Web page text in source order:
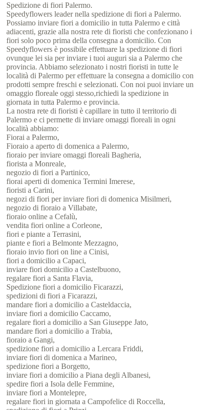
Spedizione di fiori Palermo.
Speedyflowers leader nella spedizione di fiori a Palermo.
Possiamo inviare fiori a domicilio in tutta Palermo e città
adiacenti, grazie alla nostra rete di fioristi che confezionano i
fiori solo poco prima della consegna a domicilio. Con
Speedyflowers è possibile effettuare la spedizione di fiori
ovunque lei sia per inviare i tuoi auguri sia a Palermo che
provincia. Abbiamo selezionato i nostri fioristi in tutte le
località di Palermo per effettuare la consegna a domicilio con
prodotti sempre freschi e selezionati. Con noi puoi inviare un
omaggio floreale oggi stesso,richiedi la spedizione in
giornata in tutta Palermo e provincia.
La nostra rete di fioristi è capillare in tutto il territorio di
Palermo e ci permette di inviare omaggi floreali in ogni
località abbiamo:
Fiorai a Palermo,
Fioraio a aperto di domenica a Palermo,
fioraio per inviare omaggi floreali Bagheria,
fiorista a Monreale,
negozio di fiori a Partinico,
fiorai aperti di domenica Termini Imerese,
fioristi a Carini,
negozi di fiori per inviare fiori di domenica Misilmeri,
negozio di fioraio a Villabate,
fioraio online a Cefalù,
vendita fiori online a Corleone,
fiori e piante a Terrasini,
piante e fiori a Belmonte Mezzagno,
fioraio invio fiori on line a Cinisi,
fiori a domicilio a Capaci,
inviare fiori domicilio a Castelbuono,
regalare fiori a Santa Flavia,
Spedizione fiori a domicilio Ficarazzi,
spedizioni di fiori a Ficarazzi,
mandare fiori a domicilio a Casteldaccia,
inviare fiori a domicilio Caccamo,
regalare fiori a domicilio a San Giuseppe Jato,
mandare fiori a domicilio a Trabia,
fioraio a Gangi,
spedizione fiori a domicilio a Lercara Friddi,
inviare fiori di domenica a Marineo,
spedizione fiori a Borgetto,
inviare fiori a domicilio a Piana degli Albanesi,
spedire fiori a Isola delle Femmine,
inviare fiori a Montelepre,
regalare fiori in giornata a Campofelice di Roccella,